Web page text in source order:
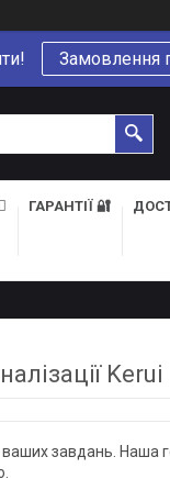
Замовлення
ГАРАНТІЇ 🔐
Kerui
завдань. Наша